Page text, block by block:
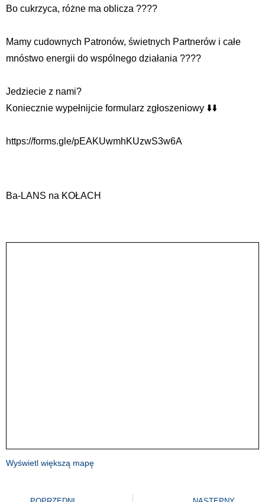
Bo cukrzyca, różne ma oblicza ????
Mamy cudownych Patronów, świetnych Partnerów i całe
mnóstwo energii do wspólnego działania ????
Jedziecie z nami?
Koniecznie wypełnijcie formularz zgłoszeniowy ⬇️⬇️
https://forms.gle/pEAKUwmhKUzwS3w6A
Ba-LANS na KOŁACH
Wyświetl większą mapę